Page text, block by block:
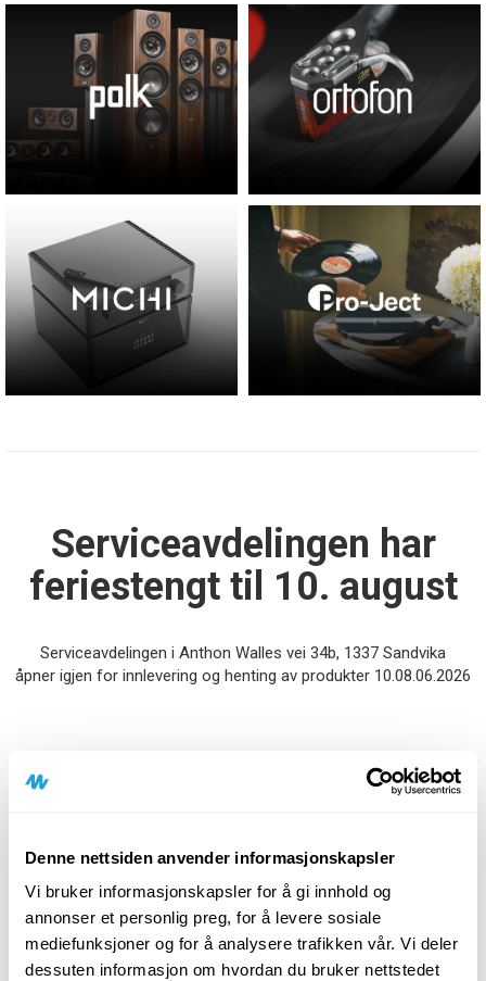
Denne nettsiden anvender informasjonskapsler
Vi bruker informasjonskapsler for å gi innhold og
annonser et personlig preg, for å levere sosiale
mediefunksjoner og for å analysere trafikken vår. Vi deler
dessuten informasjon om hvordan du bruker nettstedet
Serviceavdelingen har
feriestengt til 10. august
Serviceavdelingen i Anthon Walles vei 34b, 1337 Sandvika
åpner igjen for innlevering og henting av produkter 10.08.06.2026
Nyheter:
Klikk deg inn og les mer om våre nyheter her!